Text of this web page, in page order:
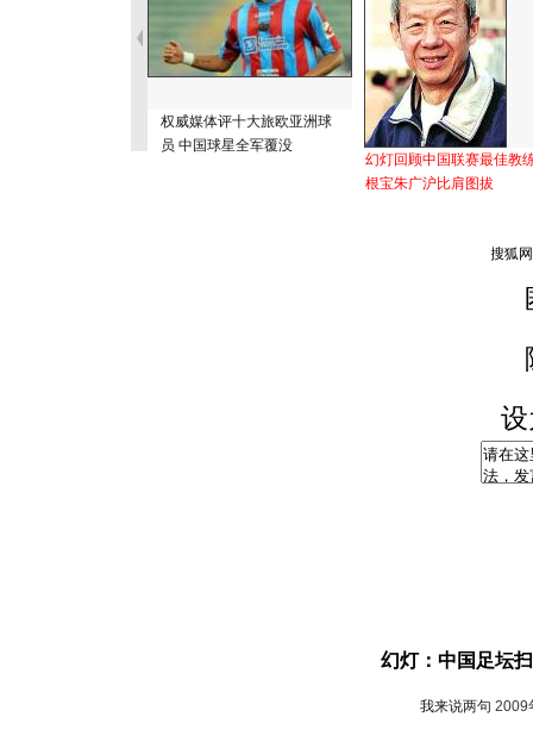
权威媒体评十大旅欧亚洲球
员 中国球星全军覆没
幻灯回顾中国联赛最佳教
根宝朱广沪比肩图拔
幻灯：中国足坛
我来说两句 2009